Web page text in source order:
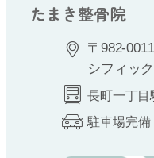
たまき整骨院
〒982-
シフィッ
長町一丁目
駐車場完